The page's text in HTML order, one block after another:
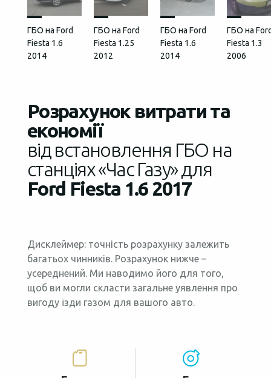
ГБО на Ford
Fiesta 1.6
2014
ГБО на Ford
Fiesta 1.25
2012
ГБО на Ford
Fiesta 1.6
2014
ГБО на
Fiesta 1.3
2006
Розрахунок витрати та
економії
від встановлення ГБО на
станціях «Час Газу» для
Ford Fiesta 1.6 2017
Дисклеймер: точність розрахунку залежить
багатьох чинників. Розрахунок нижче –
усереднений. Ми наводимо його для того,
щоб ви могли скласти загальне уявлення про
вигоду їзди газом для вашого авто.